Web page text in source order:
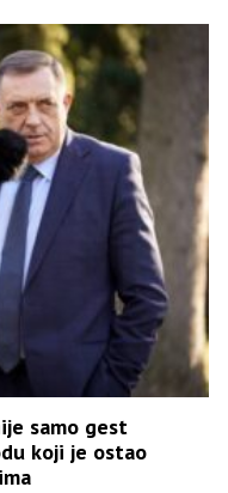
samo gest
koji je ostao